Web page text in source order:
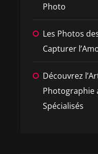
Photo
Les Photos
Capturer
Découvrez
Photographie
Spécialisés